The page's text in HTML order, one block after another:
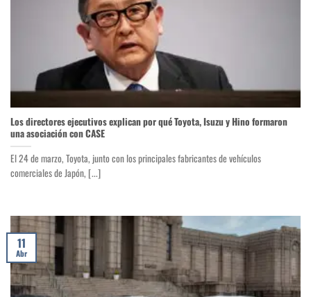
Los directores ejecutivos explican por qué Toyota, Isuzu y Hino formaron
una asociación con CASE
El 24 de marzo, Toyota, junto con los principales fabricantes de vehículos
comerciales de Japón, [...]
11
Abr